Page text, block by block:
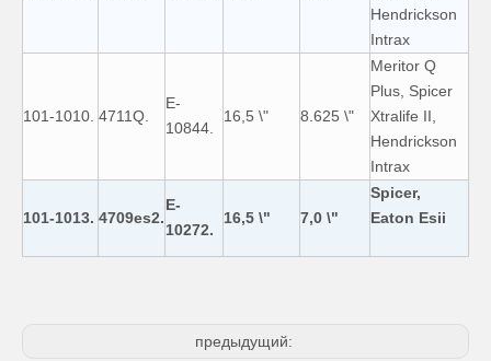
Hendrickson
Intrax
101-1010. 4711Q.
E-
10844.
16,5 \" 8.625 \"
Meritor Q
Plus, Spicer
Xtralife II,
Hendrickson
Intrax
101-1013. 4709es2.
E-
10272.
16,5 \" 7,0 \"
Spicer,
Eaton Esii
предыдущий: